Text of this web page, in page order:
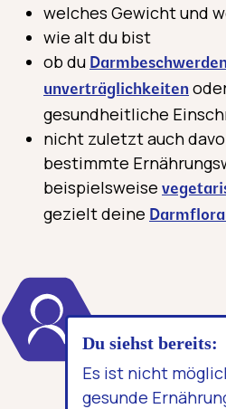
welches Gewicht und
wie alt du bist
ob du
unverträg­lichkeiten
gesundheitliche
nicht zuletzt auch
bestimmte
beispielsweise
gezielt deine
Du siehst bereits:
Es ist nicht
gesunde